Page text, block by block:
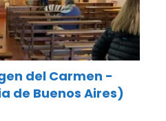
del Carmen -
de Buenos Aires)